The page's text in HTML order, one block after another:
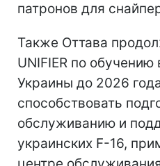
патронов для
Также Оттава
UNIFIER по обучению
Украины до 2026
способствовать
обслуживанию и
украинских F-16,